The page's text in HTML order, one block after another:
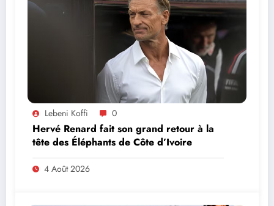
Lebeni Koffi 0
Hervé Renard fait son grand retour à la
tête des Éléphants de Côte d’Ivoire
4 Août 2026